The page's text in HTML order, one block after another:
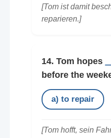
[Tom ist damit
reparieren.]
14. Tom hopes
before the
a) to repair
[Tom hofft, sein